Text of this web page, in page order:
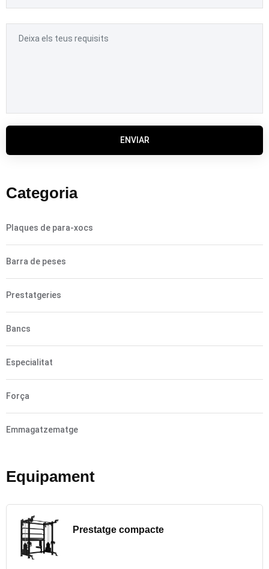
ENVIAR
Categoria
Plaques de para-xocs
Barra de peses
Prestatgeries
Bancs
Especialitat
Força
Emmagatzematge
Equipament
Prestatge compacte